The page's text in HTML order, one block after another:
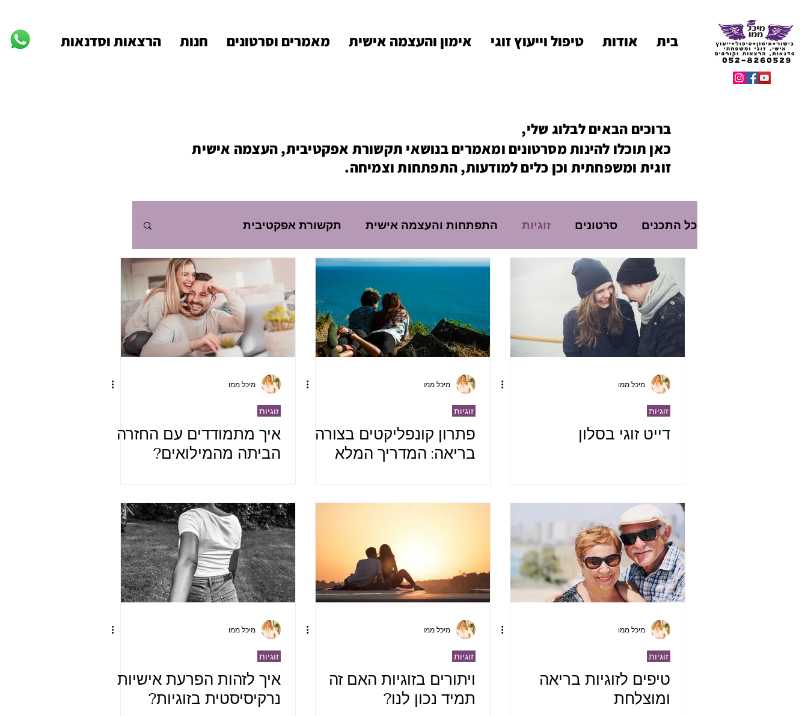
בית אודות טיפול וייעוץ זוגי אימון והעצמה אישית מאמרים וסרטונים חנות הרצאות וסדנאות
ברוכים הבאים לבלוג שלי,
כאן תוכלו להינות מסרטונים ומאמרים בנושאי תקשורת אפקטיבית, העצמה אישית
זוגית ומשפחתית וכן כלים למודעות, התפתחות וצמיחה.
כל התכנים סרטונים זוגיות התפתחות והעצמה אישית תקשורת אפקטיבית
מיכל ממו
זוגיות
דייט זוגי בסלון
מיכל ממו
זוגיות
פתרון קונפליקטים בצורה
בריאה: המדריך המלא
מיכל ממו
זוגיות
איך מתמודדים עם החזרה
הביתה מהמילואים?
מיכל ממו
זוגיות
טיפים לזוגיות בריאה
ומוצלחת
מיכל ממו
זוגיות
ויתורים בזוגיות האם זה
תמיד נכון לנו?
מיכל ממו
זוגיות
איך לזהות הפרעת אישיות
נרקיסיסטית בזוגיות?